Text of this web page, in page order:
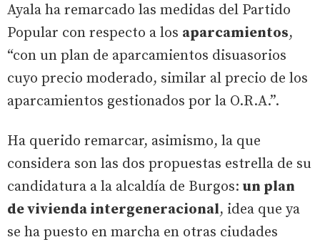
Ayala ha remarcado las medidas del Partido
Popular con respecto a los aparcamientos,
“con un plan de aparcamientos disuasorios
cuyo precio moderado, similar al precio de los
aparcamientos gestionados por la O.R.A.”.
Ha querido remarcar, asimismo, la que
considera son las dos propuestas estrella de su
candidatura a la alcaldía de Burgos: un plan
de vivienda intergeneracional, idea que ya
se ha puesto en marcha en otras ciudades